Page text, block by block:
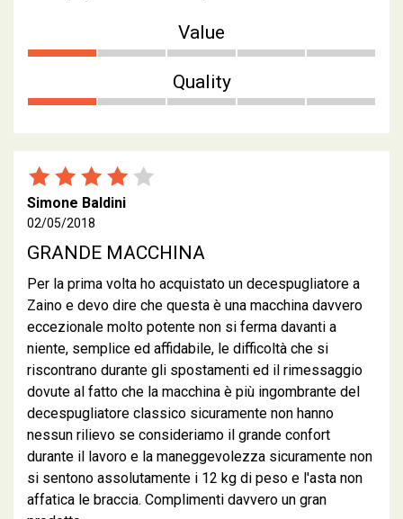
Value
Quality
Simone Baldini
02/05/2018
GRANDE MACCHINA
Per la prima volta ho acquistato un decespugliatore a
Zaino e devo dire che questa è una macchina davvero
eccezionale molto potente non si ferma davanti a
niente, semplice ed affidabile, le difficoltà che si
riscontrano durante gli spostamenti ed il rimessaggio
dovute al fatto che la macchina è più ingombrante del
decespugliatore classico sicuramente non hanno
nessun rilievo se consideriamo il grande confort
durante il lavoro e la maneggevolezza sicuramente non
si sentono assolutamente i 12 kg di peso e l'asta non
affatica le braccia. Complimenti davvero un gran